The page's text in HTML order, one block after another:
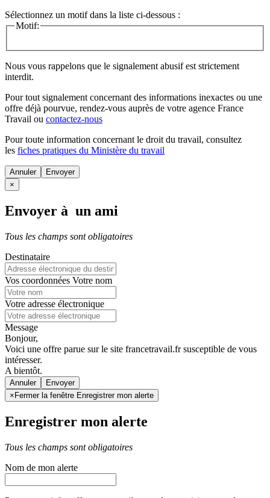
Sélectionnez un motif dans la liste ci-dessous :
Motif:
Nous vous rappelons que le signalement abusif est strictement
interdit.
Pour tout signalement concernant des informations inexactes ou une
offre déjà pourvue, rendez-vous auprès de votre agence France
Travail ou contactez-nous
Pour toute information concernant le droit du travail, consultez
les fiches pratiques du Ministère du travail
Annuler
×
Envoyer à un ami
Tous les champs sont obligatoires
Destinataire
Vos coordonnées Votre nom
Votre adresse électronique
Message
Bonjour,
Voici une offre parue sur le site francetravail.fr susceptible de vous
intéresser.
A bientôt.
Annuler
× Fermer la fenêtre Enregistrer mon alerte
Enregistrer mon alerte
Tous les champs sont obligatoires
Nom de mon alerte